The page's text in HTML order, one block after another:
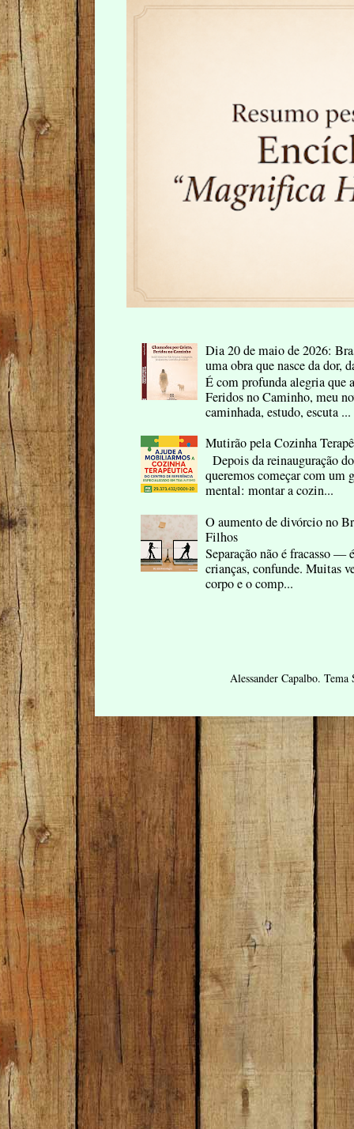
Dia 20 de maio de 2026:
uma obra que nasce da dor,
É com profunda alegria que
Feridos no Caminho, meu
caminhada, estudo, escuta ...
Mutirão pela Cozinha
Depois da reinauguração
queremos começar com um
mental: montar a cozin...
O aumento de divórcio no
Filhos
Separação não é fracasso —
crianças, confunde. Muitas
corpo e o comp...
Alessander Capalbo.